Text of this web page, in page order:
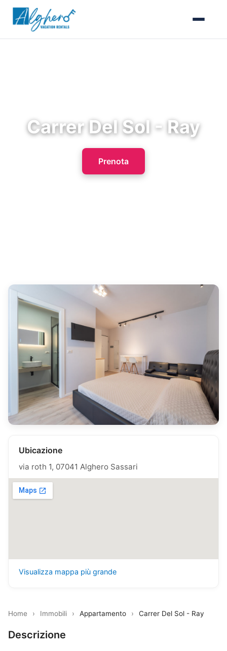
Carrer Del Sol - Ray
Prenota
Ubicazione
via roth 1, 07041 Alghero Sassari
Visualizza mappa più grande
Home › Immobili › Appartamento › Carrer Del Sol - Ray
Descrizione